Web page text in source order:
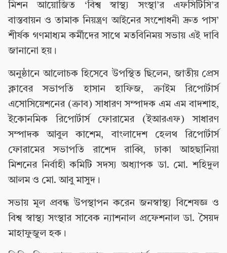
মিশন আয়োজিত ‘বিশ্ব স্বাস্থ্য সংস্থা’র এফসিটিসি’র
বাস্তবায়ন ও তামাক নিয়ন্ত্রণ আইনের সংশোধনী দ্রুত পাস’
শীর্ষক গণমাধ্যম কর্মীদের সাথে মতবিনিময় সভায় এই দাবি
জানানো হয়।
অনুষ্ঠানে আলোচক হিসেবে উপস্থিত ছিলেন, জাতীয় প্রেস
ক্লাবের সভাপতি হাসান হাফিজ, ক্রাইম রিপোর্টার্স
এসোসিয়েশনের (ক্রাব) সাধারণ সম্পাদক এম এম বাদশাহ,
ইকোনমিক রিপোর্টার্স ফোরামের (ইআরএফ) সাধারণ
সম্পাদক আবুল কাশেম, বাংলাদেশ হেলথ রিপোর্টার্স
ফোরামের সভাপতি রাশেদ রাব্বি, ঢাকা আহছানিয়া
মিশনের নির্বাহী কমিটি সদস্য অধ্যাপক ডা. মো. শহিদুল
আলম ও মো. আবু মাসুদ।
সভায় মূল প্রবন্ধ উপস্থাপন করেন জনস্বাস্থ্য বিশেষজ্ঞ ও
বিশ্ব স্বাস্থ্য সংস্থার সাবেক ন্যাশনাল প্রফেশনাল ডা. সৈয়দ
মাহাফুজুল হক।